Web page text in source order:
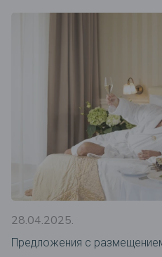
28.04.2025.
Предложения c